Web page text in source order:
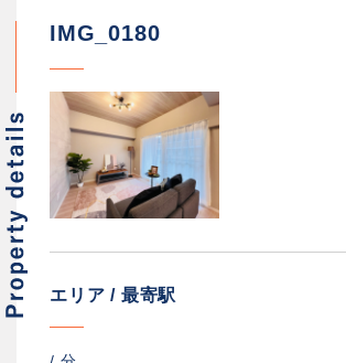
IMG_0180
エリア / 最寄駅